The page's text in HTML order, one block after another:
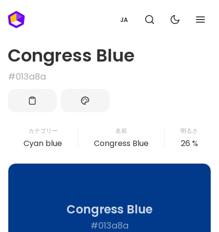
JA
Congress Blue
#013a8a
カテゴリー
Cyan blue
名前
Congress Blue
明るさ
26 %
Congress Blue
#013a8a